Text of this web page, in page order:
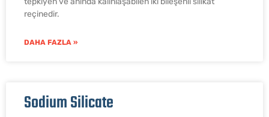
reçinedir.
DAHA FAZLA »
Sodium Silicate